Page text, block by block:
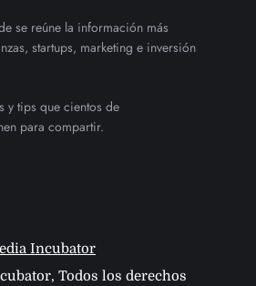
se reúne la información más
startups, marketing e inversión
y tips que cientos de
para compartir.
Incubator
Todos los derechos